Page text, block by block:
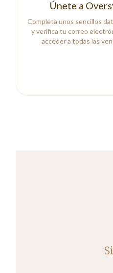
Únete a
Completa unos sencillos
y verifica tu correo
acceder a todas las